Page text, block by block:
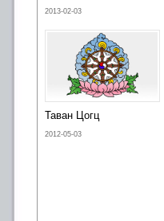
2013-02-03
Таван Цогц
2012-05-03